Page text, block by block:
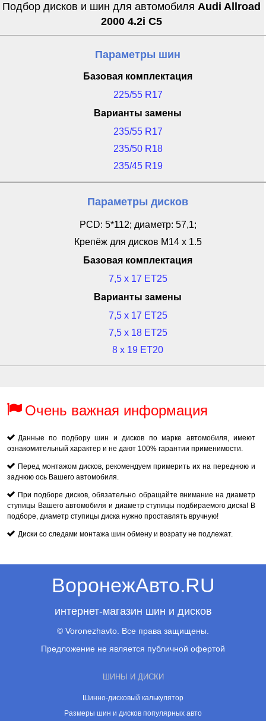
Подбор дисков и шин для автомобиля Audi Allroad
2000 4.2i C5
Параметры шин
Базовая комплектация
225/55 R17
Варианты замены
235/55 R17
235/50 R18
235/45 R19
Параметры дисков
PCD: 5*112; диаметр: 57,1;
Крепёж для дисков M14 x 1.5
Базовая комплектация
7,5 x 17 ET25
Варианты замены
7,5 x 17 ET25
7,5 x 18 ET25
8 x 19 ET20
Очень важная информация
Данные по подбору шин и дисков по марке автомобиля, имеют
ознакомительный характер и не дают 100% гарантии применимости.
Перед монтажом дисков, рекомендуем примерить их на переднюю и
заднюю ось Вашего автомобиля.
При подборе дисков, обязательно обращайте внимание на диаметр
ступицы Вашего автомобиля и диаметр ступицы подбираемого диска! В
подборе, диаметр ступицы диска нужно проставлять вручную!
Диски со следами монтажа шин обмену и возрату не подлежат.
ВоронежАвто.RU
интернет-магазин шин и дисков
© Voronezhavto. Все права защищены.
Предложение не является публичной офертой
ШИНЫ И ДИСКИ
Шинно-дисковый калькулятор
Размеры шин и дисков популярных авто